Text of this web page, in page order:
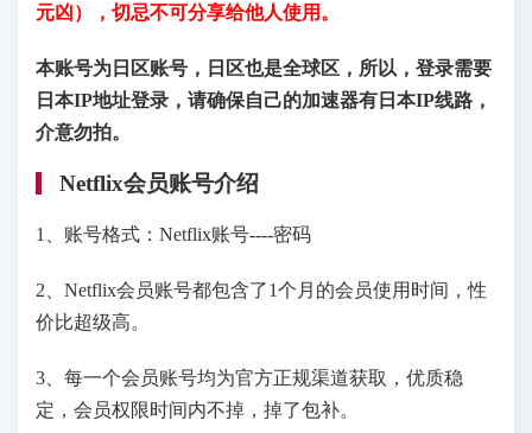
元凶），切忌不可分享给他人使用。
本账号为日区账号，日区也是全球区，所以，登录需要
日本IP地址登录，请确保自己的加速器有日本IP线路，
介意勿拍。
Netflix会员账号介绍
1、账号格式：Netflix账号----密码
2、Netflix会员账号都包含了1个月的会员使用时间，性
价比超级高。
3、每一个会员账号均为官方正规渠道获取，优质稳
定，会员权限时间内不掉，掉了包补。